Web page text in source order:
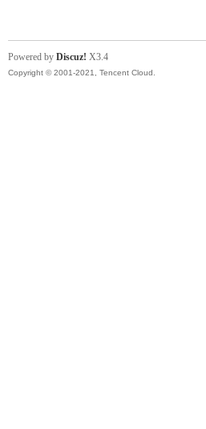
Powered by Discuz! X3.4
Copyright © 2001-2021, Tencent Cloud.